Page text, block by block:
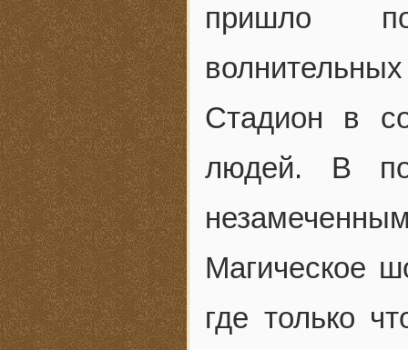
пришло
Стадион в
людей. В
Магическое
где только